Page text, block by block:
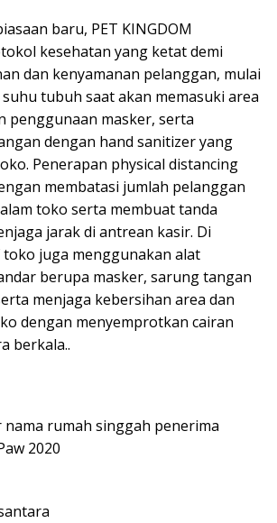
baru, PET KINGDOM
kesehatan yang ketat demi
dan kenyamanan pelanggan, mulai
tubuh saat akan memasuki area
penggunaan masker, serta
dengan hand sanitizer yang
Penerapan physical distancing
membatasi jumlah pelanggan
toko serta membuat tanda
jarak di antrean kasir. Di
juga menggunakan alat
berupa masker, sarung tangan
menjaga kebersihan area dan
dengan menyemprotkan cairan
berkala..
rumah singgah penerima
2020